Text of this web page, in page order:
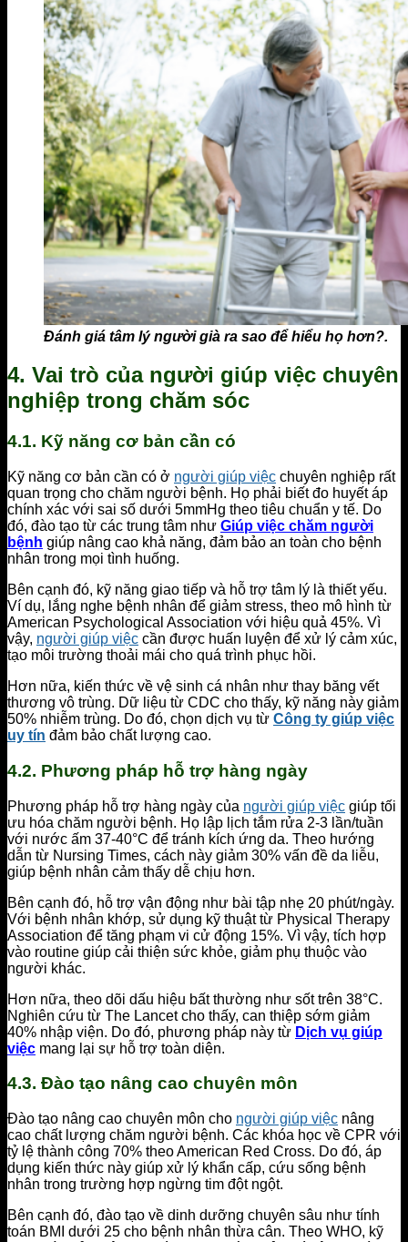
Đánh giá tâm lý người già ra sao để hiểu họ hơn?.
4. Vai trò của người giúp việc chuyên
nghiệp trong chăm sóc
4.1. Kỹ năng cơ bản cần có
Kỹ năng cơ bản cần có ở người giúp việc chuyên nghiệp rất
quan trọng cho chăm người bệnh. Họ phải biết đo huyết áp
chính xác với sai số dưới 5mmHg theo tiêu chuẩn y tế. Do
đó, đào tạo từ các trung tâm như Giúp việc chăm người
bệnh giúp nâng cao khả năng, đảm bảo an toàn cho bệnh
nhân trong mọi tình huống.
Bên cạnh đó, kỹ năng giao tiếp và hỗ trợ tâm lý là thiết yếu.
Ví dụ, lắng nghe bệnh nhân để giảm stress, theo mô hình từ
American Psychological Association với hiệu quả 45%. Vì
vậy, người giúp việc cần được huấn luyện để xử lý cảm xúc,
tạo môi trường thoải mái cho quá trình phục hồi.
Hơn nữa, kiến thức về vệ sinh cá nhân như thay băng vết
thương vô trùng. Dữ liệu từ CDC cho thấy, kỹ năng này giảm
50% nhiễm trùng. Do đó, chọn dịch vụ từ Công ty giúp việc
uy tín đảm bảo chất lượng cao.
4.2. Phương pháp hỗ trợ hàng ngày
Phương pháp hỗ trợ hàng ngày của người giúp việc giúp tối
ưu hóa chăm người bệnh. Họ lập lịch tắm rửa 2-3 lần/tuần
với nước ấm 37-40°C để tránh kích ứng da. Theo hướng
dẫn từ Nursing Times, cách này giảm 30% vấn đề da liễu,
giúp bệnh nhân cảm thấy dễ chịu hơn.
Bên cạnh đó, hỗ trợ vận động như bài tập nhẹ 20 phút/ngày.
Với bệnh nhân khớp, sử dụng kỹ thuật từ Physical Therapy
Association để tăng phạm vi cử động 15%. Vì vậy, tích hợp
vào routine giúp cải thiện sức khỏe, giảm phụ thuộc vào
người khác.
Hơn nữa, theo dõi dấu hiệu bất thường như sốt trên 38°C.
Nghiên cứu từ The Lancet cho thấy, can thiệp sớm giảm
40% nhập viện. Do đó, phương pháp này từ Dịch vụ giúp
việc mang lại sự hỗ trợ toàn diện.
4.3. Đào tạo nâng cao chuyên môn
Đào tạo nâng cao chuyên môn cho người giúp việc nâng
cao chất lượng chăm người bệnh. Các khóa học về CPR với
tỷ lệ thành công 70% theo American Red Cross. Do đó, áp
dụng kiến thức này giúp xử lý khẩn cấp, cứu sống bệnh
nhân trong trường hợp ngừng tim đột ngột.
Bên cạnh đó, đào tạo về dinh dưỡng chuyên sâu như tính
toán BMI dưới 25 cho bệnh nhân thừa cân. Theo WHO, kỹ